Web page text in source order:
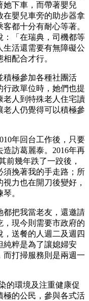
她下車，而帶著嬰兒
嬰兒車旁的助步器拿
都十分有耐心等著。
：「在瑞典，司機都等
生活還需要有無障礙公
配合才行。
積極參加各種社團活
政單位時，她們也提
老人到特殊老人住宅讀
人仍覺得可以積極參
年回台工作後，只要
訪葛麗泰。2016年再
前幾年跌了一跤後，
須挽著我的手走路；所
力也在開刀後變好，
。
都把我當老友，還邀請
現今則需要市政府的
送餐的人週二及週四
純粹是為了讓媳婦安
打掃服務則是兩週一
的環境及注重健康促
極的公民，參與各式活